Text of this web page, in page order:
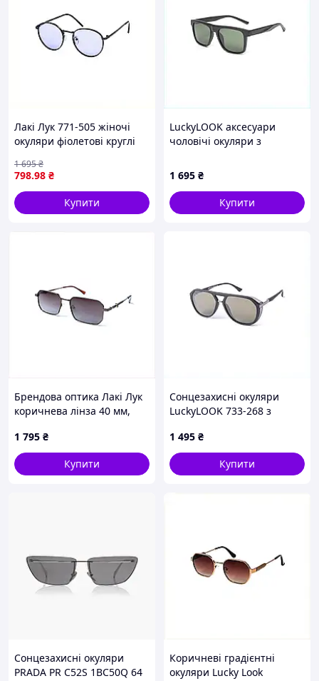
Лакі Лук 771-505 жіночі
окуляри фіолетові круглі
798.98 ₴
1 695₴
Купити
LuckyLOOK аксесуари
чоловічі окуляри з
1 695 ₴
Купити
Брендова оптика Лакі Лук
коричнева лінза 40 мм,
1 795 ₴
Купити
Сонцезахисні окуляри
LuckyLOOK 733-268 з
BK8883581K
1 495 ₴
Купити
Сонцезахисні окуляри
PRADA PR C52S 1BC50Q 64
Коричневі градієнтні
окуляри Lucky Look